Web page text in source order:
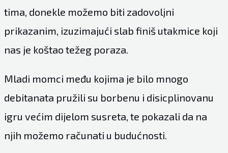
tima, donekle možemo biti zadovoljni
prikazanim, izuzimajući slab finiš utakmice koji
nas je koštao težeg poraza.
Mladi momci među kojima je bilo mnogo
debitanata pružili su borbenu i disicplinovanu
igru većim dijelom susreta, te pokazali da na
njih možemo računati u budućnosti.